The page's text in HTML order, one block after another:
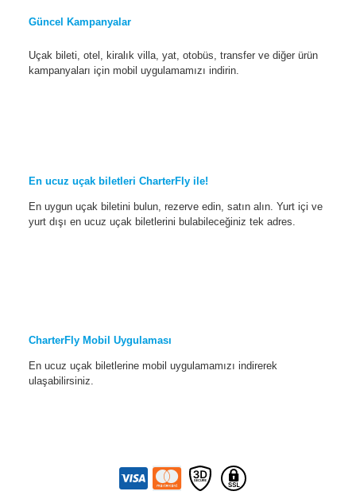
Güncel Kampanyalar
Uçak bileti, otel, kiralık villa, yat, otobüs, transfer ve diğer ürün
kampanyaları için mobil uygulamamızı indirin.
En ucuz uçak biletleri CharterFly ile!
En uygun uçak biletini bulun, rezerve edin, satın alın. Yurt içi ve
yurt dışı en ucuz uçak biletlerini bulabileceğiniz tek adres.
CharterFly Mobil Uygulaması
En ucuz uçak biletlerine mobil uygulamamızı indirerek
ulaşabilirsiniz.